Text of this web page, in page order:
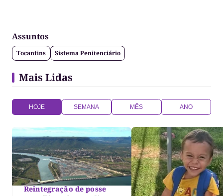
Assuntos
Tocantins Sistema Penitenciário
Mais Lidas
HOJE SEMANA MÊS ANO
Reintegração de posse